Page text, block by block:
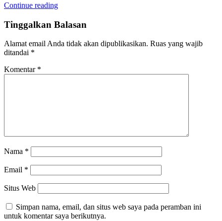
Continue reading
Tinggalkan Balasan
Alamat email Anda tidak akan dipublikasikan. Ruas yang wajib
ditandai *
Komentar *
Nama *
Email *
Situs Web
Simpan nama, email, dan situs web saya pada peramban ini
untuk komentar saya berikutnya.